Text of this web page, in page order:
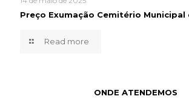
Preço Exumação Cemitério Municipal
Read more
ONDE ATENDEMOS